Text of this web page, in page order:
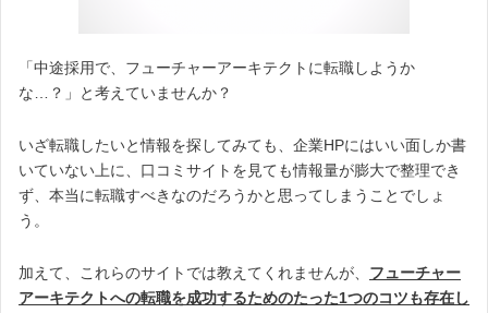
「中途採用で、フューチャーアーキテクトに転職しようか
な…？」と考えていませんか？
いざ転職したいと情報を探してみても、企業HPにはいい面しか書
いていない上に、口コミサイトを見ても情報量が膨大で整理でき
ず、本当に転職すべきなのだろうかと思ってしまうことでしょ
う。
加えて、これらのサイトでは教えてくれませんが、 フューチャー
アーキテクトへの転職を成功するためのたった1つのコツも存在し